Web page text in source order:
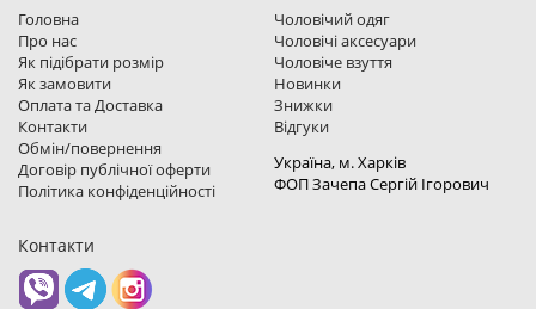
Головна
Про нас
Як підібрати розмір
Як замовити
Оплата та Доставка
Контакти
Обмін/повернення
Договір публічної оферти
Політика конфіденційності
Чоловічий одяг
Чоловічі аксесуари
Чоловіче взуття
Новинки
Знижки
Відгуки
Україна, м. Харкiв
ФОП Зачепа Сергій Ігорович
Контакти